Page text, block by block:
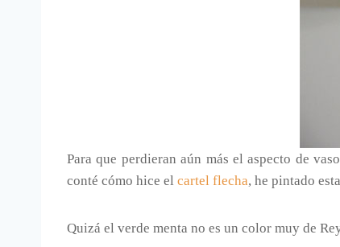
Para que perdieran aún más el aspecto de
conté cómo hice el cartel flecha, he pintado
Quizá el verde menta no es un color muy de